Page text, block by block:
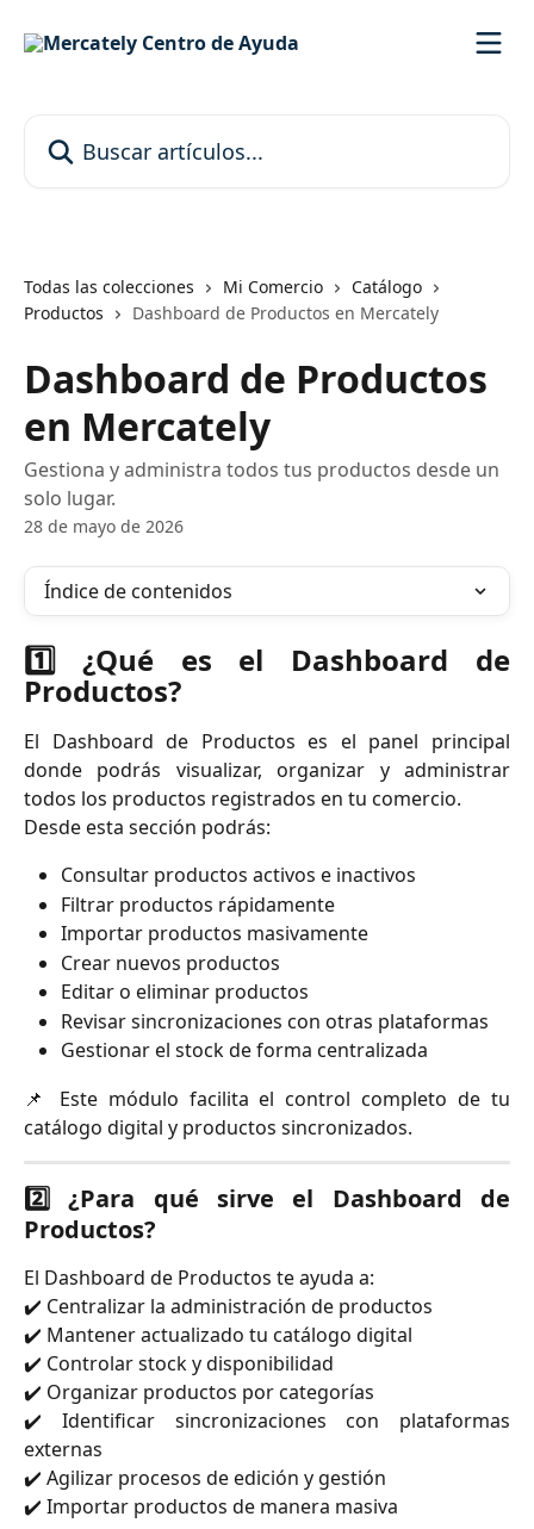
Todas las colecciones Mi Comercio
Catálogo
Productos
Dashboard de Productos en Mercately
Dashboard de Productos
en Mercately
Gestiona y administra todos tus productos desde un
solo lugar.
28 de mayo de 2026
Índice de contenidos
1️⃣ ¿Qué es el Dashboard de
Productos?
El Dashboard de Productos es el panel principal
donde podrás visualizar, organizar y administrar
todos los productos registrados en tu comercio.
Desde esta sección podrás:
Consultar productos activos e inactivos
Filtrar productos rápidamente
Importar productos masivamente
Crear nuevos productos
Editar o eliminar productos
Revisar sincronizaciones con otras plataformas
Gestionar el stock de forma centralizada
📌 Este módulo facilita el control completo de tu
catálogo digital y productos sincronizados.
2️⃣ ¿Para qué sirve el Dashboard de
Productos?
El Dashboard de Productos te ayuda a:
✔️ Centralizar la administración de productos
✔️ Mantener actualizado tu catálogo digital
✔️ Controlar stock y disponibilidad
✔️ Organizar productos por categorías
✔️ Identificar sincronizaciones con plataformas
externas
✔️ Agilizar procesos de edición y gestión
✔️ Importar productos de manera masiva